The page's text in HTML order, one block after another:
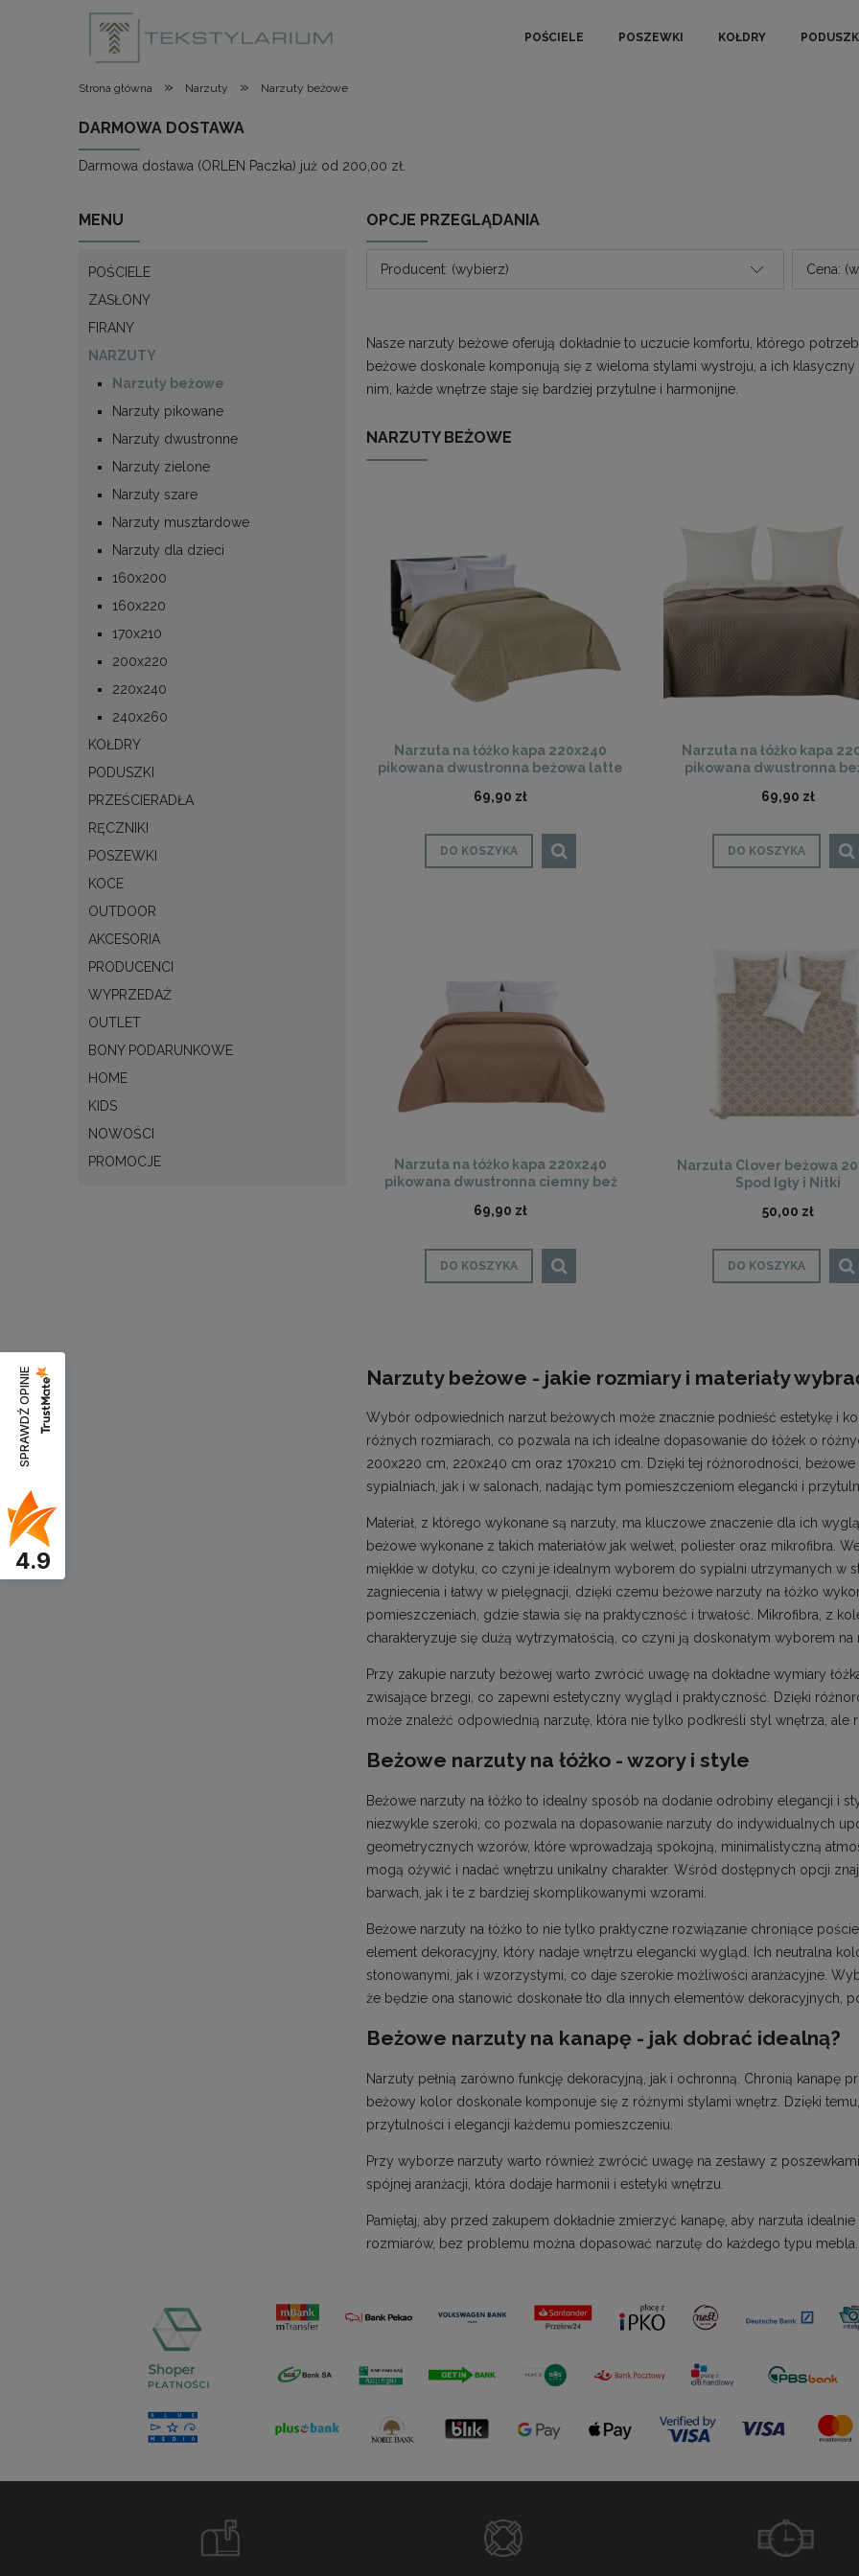
POŚCIELE POSZEWKI KOŁDRY PODUSZKI
Strona główna » Narzuty » Narzuty beżowe
DARMOWA DOSTAWA
Darmowa dostawa (ORLEN Paczka) już od 200,00 zł.
MENU
POŚCIELE
ZASŁONY
FIRANY
NARZUTY
Narzuty beżowe
Narzuty pikowane
Narzuty dwustronne
Narzuty zielone
Narzuty szare
Narzuty musztardowe
Narzuty dla dzieci
160x200
160x220
170x210
200x220
220x240
240x260
KOŁDRY
PODUSZKI
PRZEŚCIERADŁA
RĘCZNIKI
POSZEWKI
KOCE
OUTDOOR
AKCESORIA
PRODUCENCI
WYPRZEDAŻ
OUTLET
BONY PODARUNKOWE
HOME
KIDS
NOWOŚCI
PROMOCJE
OPCJE PRZEGLĄDANIA
Producent: (wybierz) Cena:
Nasze narzuty beżowe oferują dokładnie to uczucie komfortu, którego
beżowe doskonale komponują się z wieloma stylami wystroju, a ich
nim, każde wnętrze staje się bardziej przytulne i harmonijne.
NARZUTY BEŻOWE
Narzuta na łóżko kapa 220x240
pikowana dwustronna beżowa latte
69,90 zł
DO KOSZYKA
Narzuta na łóżko kapa
pikowana dwustronna
69,90 zł
DO KOSZYKA
Narzuta na łóżko kapa 220x240
pikowana dwustronna ciemny beż
69,90 zł
DO KOSZYKA
Narzuta Clover beżowa
Spod Igły i Nitki
50,00 zł
DO KOSZYKA
Narzuty beżowe - jakie rozmiary i materiały
Wybór odpowiednich narzut beżowych może znacznie podnieść estetykę i
różnych rozmiarach, co pozwala na ich idealne dopasowanie do łóżek o
200x220 cm, 220x240 cm oraz 170x210 cm. Dzięki tej różnorodności,
sypialniach, jak i w salonach, nadając tym pomieszczeniom elegancki i
Materiał, z którego wykonane są narzuty, ma kluczowe znaczenie dla ich
beżowe wykonane z takich materiałów jak welwet, poliester oraz mikrofibra.
miękkie w dotyku, co czyni je idealnym wyborem do sypialni utrzymanych w
zagniecenia i łatwy w pielęgnacji, dzięki czemu beżowe narzuty na łóżko
pomieszczeniach, gdzie stawia się na praktyczność i trwałość. Mikrofibra, z
charakteryzuje się dużą wytrzymałością, co czyni ją doskonałym wyborem
Przy zakupie narzuty beżowej warto zwrócić uwagę na dokładne wymiary
zwisające brzegi, co zapewni estetyczny wygląd i praktyczność. Dzięki
może znaleźć odpowiednią narzutę, która nie tylko podkreśli styl wnętrza, ale
Beżowe narzuty na łóżko - wzory i style
Beżowe narzuty na łóżko to idealny sposób na dodanie odrobiny elegancji i
niezwykle szeroki, co pozwala na dopasowanie narzuty do indywidualnych
geometrycznych wzorów, które wprowadzają spokojną, minimalistyczną
mogą ożywić i nadać wnętrzu unikalny charakter. Wśród dostępnych opcji
barwach, jak i te z bardziej skomplikowanymi wzorami.
Beżowe narzuty na łóżko to nie tylko praktyczne rozwiązanie chroniące
element dekoracyjny, który nadaje wnętrzu elegancki wygląd. Ich neutralna
stonowanymi, jak i wzorzystymi, co daje szerokie możliwości aranżacyjne.
że będzie ona stanowić doskonałe tło dla innych elementów dekoracyjnych,
Beżowe narzuty na kanapę - jak dobrać idealną?
Narzuty pełnią zarówno funkcję dekoracyjną, jak i ochronną. Chronią kanapę
beżowy kolor doskonale komponuje się z różnymi stylami wnętrz. Dzięki temu,
przytulności i elegancji każdemu pomieszczeniu.
Przy wyborze narzuty warto również zwrócić uwagę na zestawy z
spójnej aranżacji, która dodaje harmonii i estetyki wnętrzu.
Pamiętaj, aby przed zakupem dokładnie zmierzyć kanapę, aby narzuta
rozmiarów, bez problemu można dopasować narzutę do każdego typu mebla.
SPRAWDŹ OPINIE
4.9